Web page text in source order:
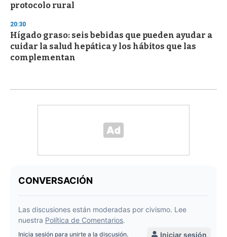
protocolo rural
20:30
Hígado graso: seis bebidas que pueden ayudar a
cuidar la salud hepática y los hábitos que las
complementan